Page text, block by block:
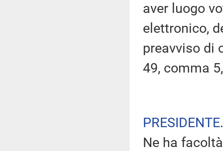
aver luogo
elettronico,
preavviso di
49, comma
PRESIDENTE
Ne ha